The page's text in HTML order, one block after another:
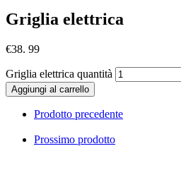
Griglia elettrica
€38. 99
Griglia elettrica quantità
Aggiungi al carrello
Prodotto precedente
Prossimo prodotto